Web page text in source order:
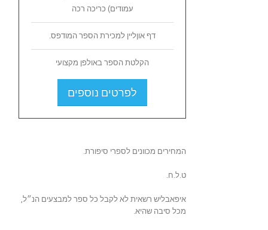
עמודים) כריכה רכה
דף אוןליין למכירת הספר המודפס.
הקלטת הספר באולפן מקצועי
לפרטים נוספים
המחירים מכוונים לספרי סיפורת.
ט.ל.ח.
איפאבליש רשאית לא לקבל כל ספר למבצעים הנ״ל,
מכל סיבה שהיא.